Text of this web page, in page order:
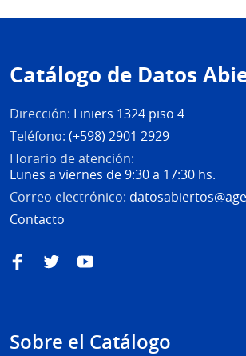
de
página
Catálogo de Datos
Dirección: Liniers 1324 piso 4
Teléfono: (+598) 2901 2929
Horario de atención:
Lunes a viernes de 9:30 a 17:30 hs.
Correo electrónico:
Contacto
FacebookTwitterYouTube
Sobre el Catálogo